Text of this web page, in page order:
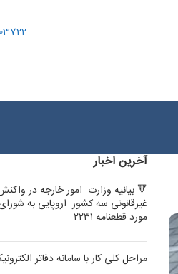
آخرین اخبار
🔻 بیانیه وزارت امور خارجه در
غیرقانونی سه کشور اروپایی به
مورد قطعنامه ۲۲۳۱
مراحل کلی کار با سامانه دفاتر الکترونیکی